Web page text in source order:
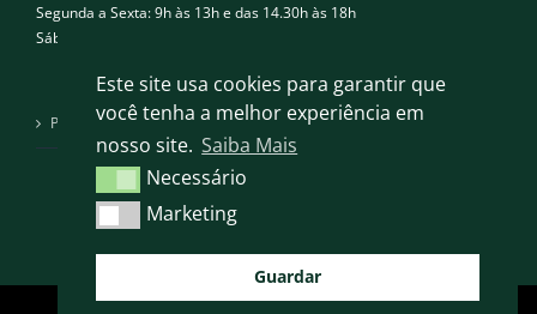
Este site usa cookies para garantir que
você tenha a melhor experiência em
nosso site. Saiba Mais
Necessário
Necessário
MarketingMarketing
Guardar
Segunda a Sexta: 9h às 13h e das 14.30h às 18h
Sábado e Domingo: Encerrado
Política de privacidade